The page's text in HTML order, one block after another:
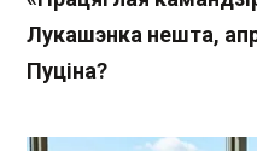
Лукашэнка нешта,
Пуціна?